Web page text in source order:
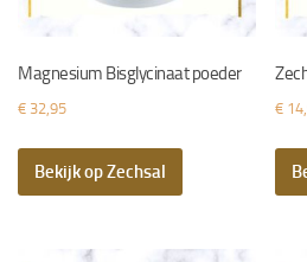
Magnesium Bisglycinaat poeder
€ 32,95
Bekijk op Zechsal
€